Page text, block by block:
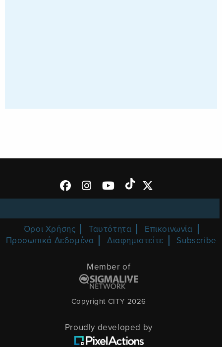
Όροι Χρήσης Ταυτότητα
Επικοινωνία
Προσωπικά Δεδομένα
Διαφημιστείτε Subscribe
Member of
Copyright CITY 2026
Proudly developed by